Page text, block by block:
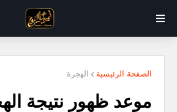
الصفحة الرئيسية الهجرة
موعد ظهور نتيجة